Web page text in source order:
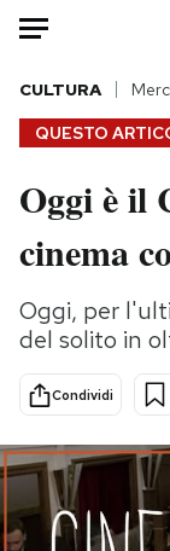
HOME
Italia
Politica
Tecnologia
Internet
Scienza
Cultura
Economia
Sport
QUESTO
CULTURA
Oggi è il
cinema
Oggi, per
del solito in
Condividi